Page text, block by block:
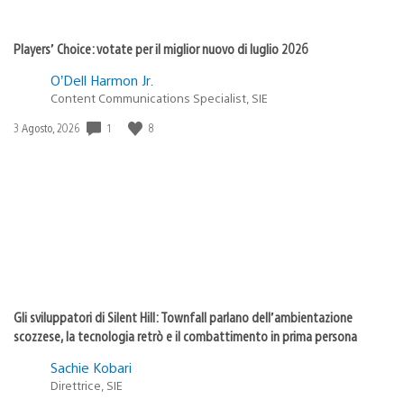
Players’ Choice: votate per il miglior nuovo di luglio 2026
O’Dell Harmon Jr.
Content Communications Specialist, SIE
Data
3 Agosto, 2026 1 8
Gli sviluppatori di Silent Hill: Townfall parlano dell’ambientazione
scozzese, la tecnologia retrò e il combattimento in prima persona
Sachie Kobari
Direttrice, SIE